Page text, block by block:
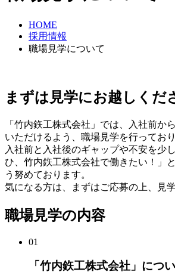
HOME
採用情報
職場見学について
まずは見学にお越しくだ
「竹内鉃工株式会社」では、入社前か
いただけるよう、職場見学を行っており
入社前と入社後のギャップや不安を少
ひ、竹内鉃工株式会社で働きたい！」
う努めております。
気になる方は、まずはご応募の上、見
職場見学の内容
01
「竹内鉃工株式会社」につ